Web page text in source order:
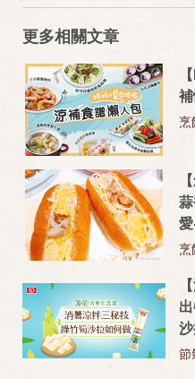
更多相關文章
烹
烹
節